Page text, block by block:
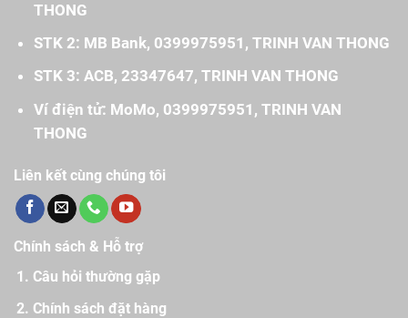
THONG
STK 2: MB Bank, 0399975951, TRINH VAN THONG
STK 3: ACB, 23347647, TRINH VAN THONG
Ví điện tử: MoMo, 0399975951, TRINH VAN
THONG
Liên kết cùng chúng tôi
Chính sách & Hỗ trợ
Câu hỏi thường gặp
Chính sách đặt hàng